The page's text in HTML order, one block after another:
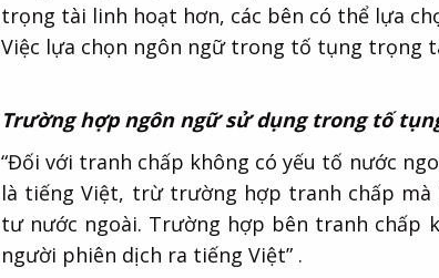
trọng tài linh hoạt hơn, các bên có thể lựa
Việc lựa chọn ngôn ngữ trong tố tụng trọng
Trường hợp ngôn ngữ sử dụng trong tố
“Đối với tranh chấp không có yếu tố nước
là tiếng Việt, trừ trường hợp tranh chấp
tư nước ngoài. Trường hợp bên tranh chấp
người phiên dịch ra tiếng Việt” .